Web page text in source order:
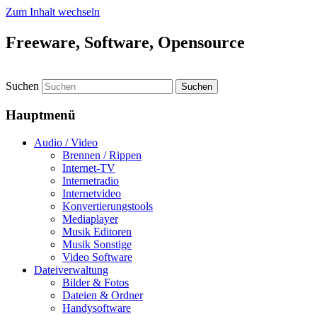
Zum Inhalt wechseln
Freeware, Software, Opensource
Suchen
Hauptmenü
Audio / Video
Brennen / Rippen
Internet-TV
Internetradio
Internetvideo
Konvertierungstools
Mediaplayer
Musik Editoren
Musik Sonstige
Video Software
Dateiverwaltung
Bilder & Fotos
Dateien & Ordner
Handysoftware